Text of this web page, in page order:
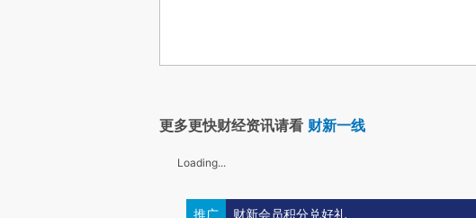
更多更快财经资讯请看 财新一线
Loading...
推广 财新会员积分兑好礼